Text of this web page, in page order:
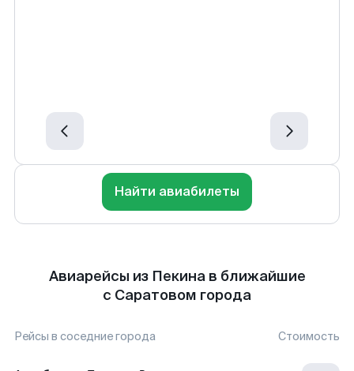
Найти авиабилеты
Авиарейсы из Пекина в ближайшие
с Саратовом города
Рейсы в соседние города Стоимость